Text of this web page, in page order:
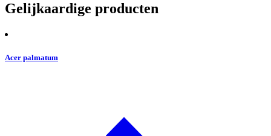
Gelijkaardige producten
Acer palmatum